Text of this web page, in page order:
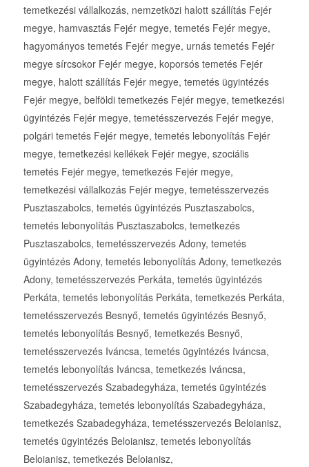
temetkezési vállalkozás, nemzetközi halott szállítás Fejér
megye, hamvasztás Fejér megye, temetés Fejér megye,
hagyományos temetés Fejér megye, urnás temetés Fejér
megye sírcsokor Fejér megye, koporsós temetés Fejér
megye, halott szállítás Fejér megye, temetés ügyintézés
Fejér megye, belföldi temetkezés Fejér megye, temetkezési
ügyintézés Fejér megye, temetésszervezés Fejér megye,
polgári temetés Fejér megye, temetés lebonyolítás Fejér
megye, temetkezési kellékek Fejér megye, szociális
temetés Fejér megye, temetkezés Fejér megye,
temetkezési vállalkozás Fejér megye, temetésszervezés
Pusztaszabolcs, temetés ügyintézés Pusztaszabolcs,
temetés lebonyolítás Pusztaszabolcs, temetkezés
Pusztaszabolcs, temetésszervezés Adony, temetés
ügyintézés Adony, temetés lebonyolítás Adony, temetkezés
Adony, temetésszervezés Perkáta, temetés ügyintézés
Perkáta, temetés lebonyolítás Perkáta, temetkezés Perkáta,
temetésszervezés Besnyő, temetés ügyintézés Besnyő,
temetés lebonyolítás Besnyő, temetkezés Besnyő,
temetésszervezés Iváncsa, temetés ügyintézés Iváncsa,
temetés lebonyolítás Iváncsa, temetkezés Iváncsa,
temetésszervezés Szabadegyháza, temetés ügyintézés
Szabadegyháza, temetés lebonyolítás Szabadegyháza,
temetkezés Szabadegyháza, temetésszervezés Beloianisz,
temetés ügyintézés Beloianisz, temetés lebonyolítás
Beloianisz, temetkezés Beloianisz,